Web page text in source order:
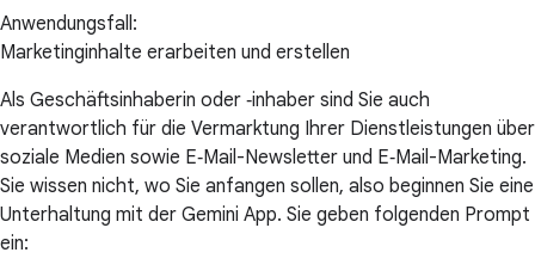
Anwendungsfall:
Marketinginhalte erarbeiten und erstellen
Als Geschäftsinhaberin oder ‑inhaber sind Sie auch
verantwortlich für die Vermarktung Ihrer Dienstleistungen über
soziale Medien sowie E‑Mail-Newsletter und E‑Mail-Marketing.
Sie wissen nicht, wo Sie anfangen sollen, also beginnen Sie eine
Unterhaltung mit der Gemini App. Sie geben folgenden Prompt
ein: